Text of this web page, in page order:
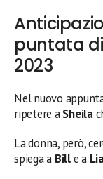
puntata
2023
Nel nuovo
ripetere aSheila
La donna, però,
spiega a Bille a